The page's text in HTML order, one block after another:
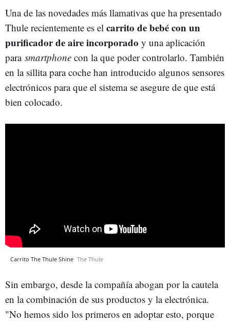
Una de las novedades más llamativas que ha presentado
Thule recientemente es el carrito de bebé con un
purificador de aire incorporado y una aplicación
para smartphone con la que poder controlarlo. También
en la sillita para coche han introducido algunos sensores
electrónicos para que el sistema se asegure de que está
bien colocado.
Carrito The Thule Shine The Thule
Sin embargo, desde la compañía abogan por la cautela
en la combinación de sus productos y la electrónica.
"No hemos sido los primeros en adoptar esto, porque